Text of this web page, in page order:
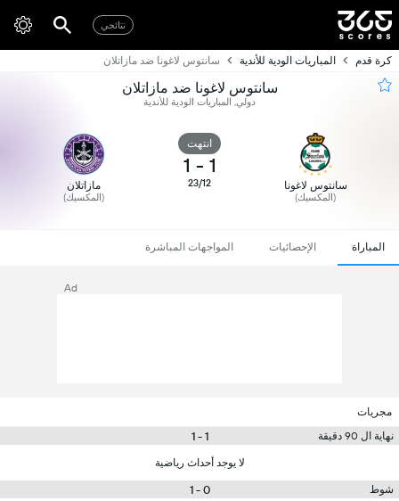
نتائجي
كرة قدم المباريات الودية للأندية سانتوس لاغونا ضد مازاتلان
سانتوس لاغونا ضد مازاتلان
دولي, المباريات الودية للأندية
سانتوس لاغونا
(المكسيك)
انتهت
1
-
1
23/12 مازاتلان
(المكسيك)
المباراة الإحصائيات المواجهات المباشرة
Ad
مجريات
نهاية ال 90 دقيقة
1 - 1
لا يوجد أحداث رياضية
شوط 0 - 1